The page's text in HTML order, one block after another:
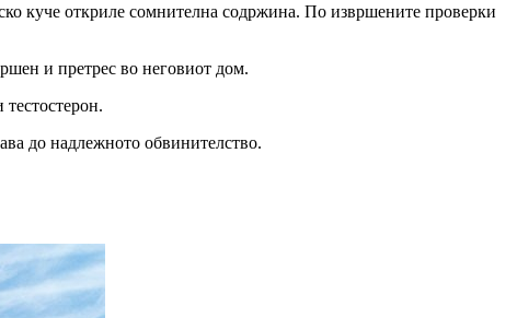
куче откриле сомнителна содржина. По извршените проверки
и претрес во неговиот дом.
до надлежното обвинителство.